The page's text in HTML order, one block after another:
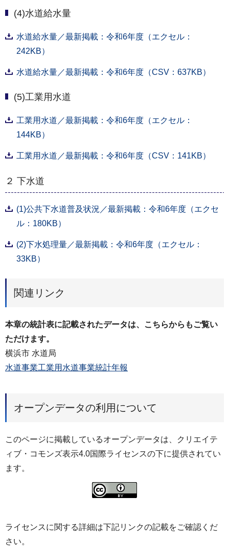
(4)水道給水量
水道給水量／最新掲載：令和6年度（エクセル：
242KB）
水道給水量／最新掲載：令和6年度（CSV：637KB）
(5)工業用水道
工業用水道／最新掲載：令和6年度（エクセル：
144KB）
工業用水道／最新掲載：令和6年度（CSV：141KB）
２ 下水道
(1)公共下水道普及状況／最新掲載：令和6年度（エクセ
ル：180KB）
(2)下水処理量／最新掲載：令和6年度（エクセル：
33KB）
関連リンク
本章の統計表に記載されたデータは、こちらからもご覧い
ただけます。
横浜市 水道局
水道事業工業用水道事業統計年報
オープンデータの利用について
このページに掲載しているオープンデータは、クリエイテ
ィブ・コモンズ表示4.0国際ライセンスの下に提供されてい
ます。
ライセンスに関する詳細は下記リンクの記載をご確認くだ
さい。